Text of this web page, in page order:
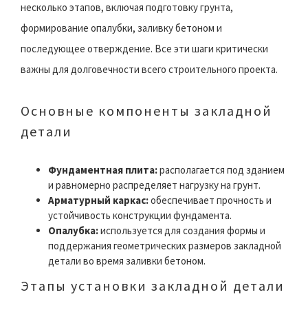
несколько этапов, включая подготовку грунта,
формирование опалубки, заливку бетоном и
последующее отверждение. Все эти шаги критически
важны для долговечности всего строительного проекта.
Основные компоненты закладной
детали
Фундаментная плита:располагается под зданием
и равномерно распределяет нагрузку на грунт.
Арматурный каркас:обеспечивает прочность и
устойчивость конструкции фундамента.
Опалубка:используется для создания формы и
поддержания геометрических размеров закладной
детали во время заливки бетоном.
Этапы установки закладной детали